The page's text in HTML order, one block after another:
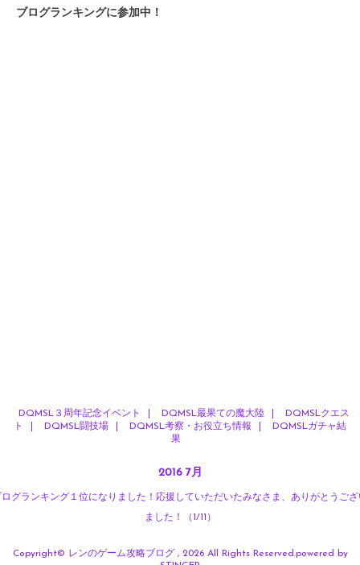
ブログランキングに参加中！
DQMSL３周年記念イベント DQMSL最果ての魔大陸
DQMSLクエス
ト
DQMSL闘技場 DQMSL考察・お役立ち情報
DQMSLガチャ結
果
2016 7月
ログランキング１位になりました！応援していただいたみなさま、ありがとうござ
ました！（1/11）
Copyright© レンのゲーム攻略ブログ , 2026 All Rights Reserved.powered by